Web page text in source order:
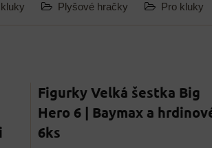
Plyšové hračky Pro kluky
Figurky Velká šestka Big
Hero 6 | Baymax a
6ks